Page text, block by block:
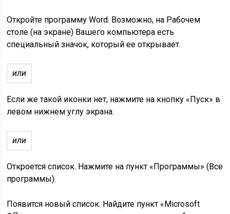
Откройте программу Word. Возможно, на Рабочем
столе (на экране) Вашего компьютера есть
специальный значок, который ее открывает.
или
Если же такой иконки нет, нажмите на кнопку «Пуск» в
левом нижнем углу экрана.
или
Откроется список. Нажмите на пункт «Программы» (Все
программы).
Появится новый список. Найдите пункт «Microsoft